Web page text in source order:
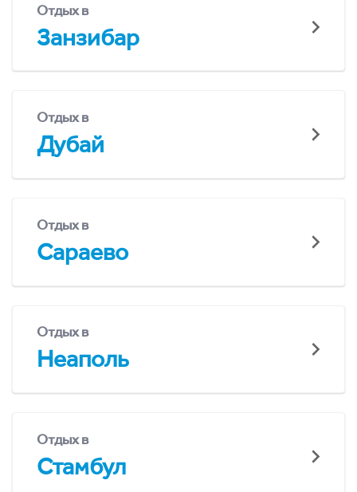
Отдых в
Занзибар
Отдых в
Дубай
Отдых в
Сараево
Отдых в
Неаполь
Отдых в
Стамбул